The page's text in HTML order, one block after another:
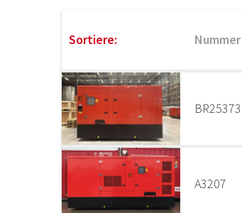
Sortiere: Nummer
BR25373
A3207